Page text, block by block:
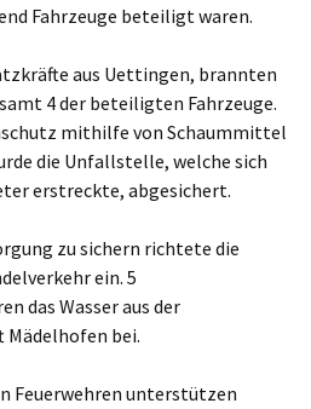
Fahrzeuge beteiligt waren.
aus Uettingen, brannten
4 der beteiligten Fahrzeuge.
mithilfe von Schaummittel
die Unfallstelle, welche sich
erstreckte, abgesichert.
zu sichern richtete die
ein. 5
das Wasser aus der
Mädelhofen bei.
Feuerwehren unterstützen